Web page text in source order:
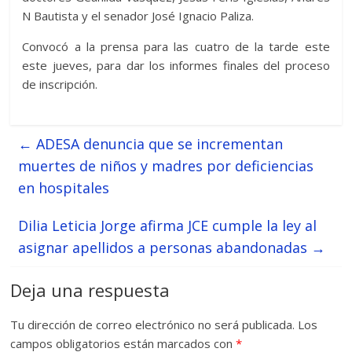
N Bautista y el senador José Ignacio Paliza.
Convocó a la prensa para las cuatro de la tarde este
este jueves, para dar los informes finales del proceso
de inscripción.
← ADESA denuncia que se incrementan
muertes de niños y madres por deficiencias
en hospitales
Dilia Leticia Jorge afirma JCE cumple la ley al
asignar apellidos a personas abandonadas →
Deja una respuesta
Tu dirección de correo electrónico no será publicada. Los
campos obligatorios están marcados con*